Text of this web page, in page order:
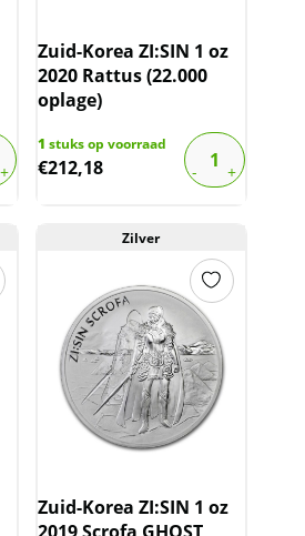
Zuid-Korea ZI:SIN 1 oz
2020 Rattus (22.000
oplage)
1 stuks op voorraad
€212,18
Zilver
Zuid-Korea ZI:SIN 1 oz
2019 Scrofa GHOST